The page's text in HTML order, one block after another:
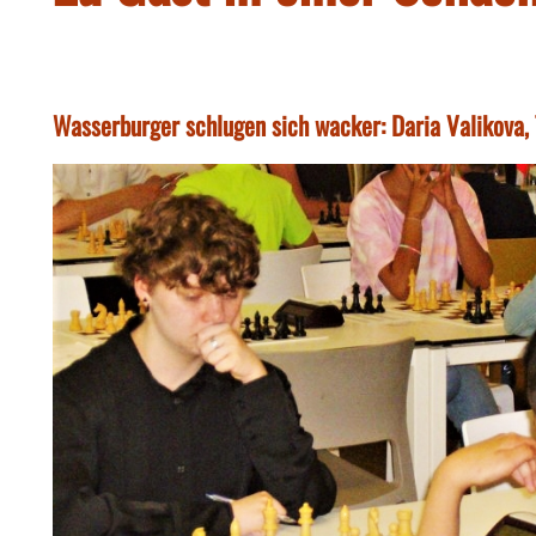
Wasserburger schlugen sich wacker: Daria